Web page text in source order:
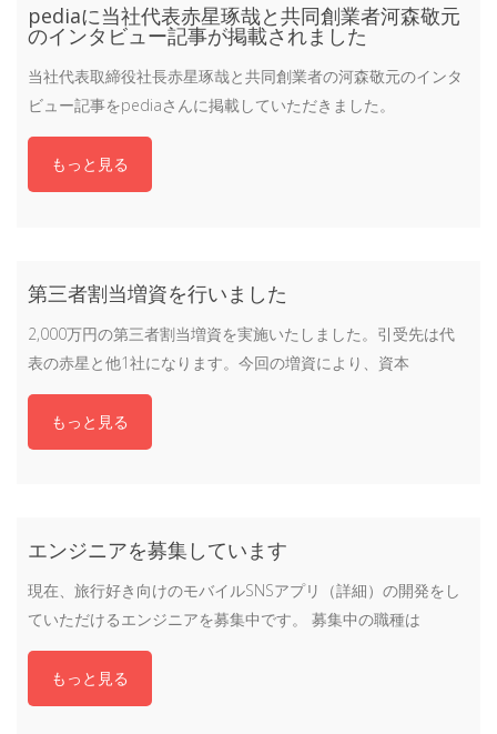
pediaに当社代表赤星琢哉と共同創業者河森敬元
のインタビュー記事が掲載されました
当社代表取締役社長赤星琢哉と共同創業者の河森敬元のインタ
ビュー記事をpediaさんに掲載していただきました。
もっと見る
第三者割当増資を行いました
2,000万円の第三者割当増資を実施いたしました。引受先は代
表の赤星と他1社になります。今回の増資により、資本
もっと見る
エンジニアを募集しています
現在、旅行好き向けのモバイルSNSアプリ（詳細）の開発をし
ていただけるエンジニアを募集中です。 募集中の職種は
もっと見る